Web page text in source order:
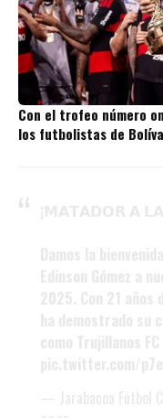
Con el trofeo número
los futbolistas de